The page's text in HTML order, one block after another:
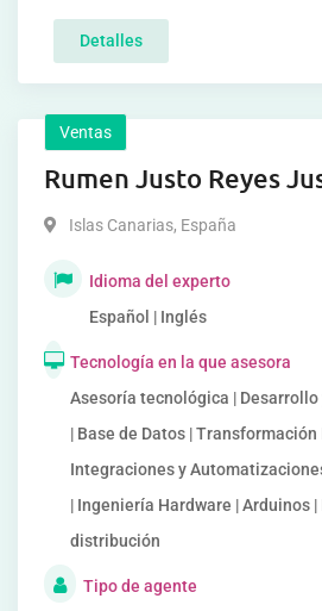
Detalles
Ventas
Rumen Justo Reyes
Islas Canarias, España
Idioma del experto
Español | Inglés
Tecnología en la que asesora
Asesoría tecnológica | Desarrollo
| Base de Datos | Transformación
Integraciones y
| Ingeniería Hardware | Arduinos
distribución
Tipo de agente